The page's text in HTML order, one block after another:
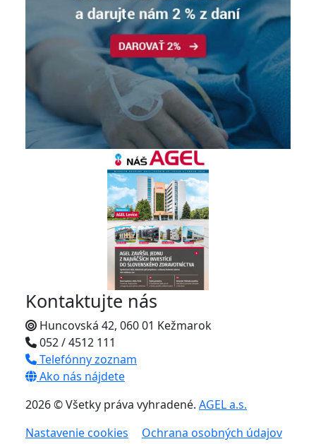
Kontaktujte nás
Huncovská 42, 060 01 Kežmarok
052 / 4512 111
Telefónny zoznam
Ako nás nájdete
2026 © Všetky práva vyhradené. AGEL a.s.
Nastavenie cookies
Ochrana osobných údajov